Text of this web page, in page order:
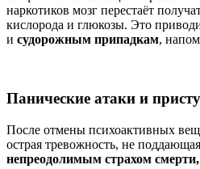
наркотиков мозг перестаёт
кислорода и глюкозы. Это
и судорожным припадкам,
Панические атаки и
После отмены психоактивных
острая тревожность, не
непреодолимым страхом